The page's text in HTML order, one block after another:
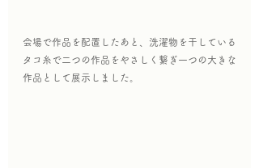
会場で作品を配置したあと、洗濯物を干している
タコ糸で二つの作品をやさしく繋ぎ一つの大きな
作品として展示しました。